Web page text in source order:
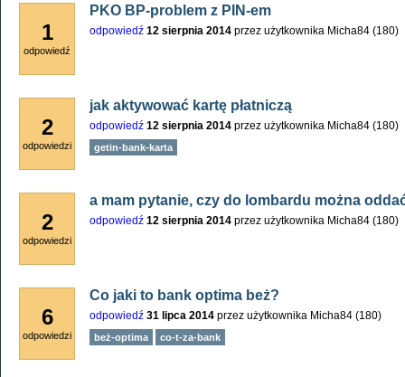
1
odpowiedź
PKO BP-problem z PIN-em
odpowiedź 12 sierpnia 2014 przez użytkownika Micha84 (180)
2
odpowiedzi
jak aktywować kartę płatniczą
odpowiedź 12 sierpnia 2014 przez użytkownika Micha84 (180)
getin-bank-karta
2
odpowiedzi
a mam pytanie, czy do lombardu można
odpowiedź 12 sierpnia 2014 przez użytkownika Micha84 (180)
6
odpowiedzi
Co jaki to bank optima beż?
odpowiedź 31 lipca 2014 przez użytkownika Micha84 (180)
beż-optima co-t-za-bank